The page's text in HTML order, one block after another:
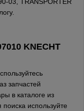
KNECHT
запчастей
в каталоге из
используйте